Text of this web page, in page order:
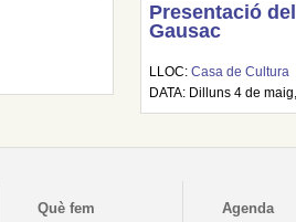
Presentació
Gausac
LLOC:Casa de Cultura
DATA: Dilluns 4 de
Què fem Agenda